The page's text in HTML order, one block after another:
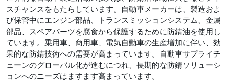
スチャンスをもたらしています。自動車メーカーは、製造およ
び保管中にエンジン部品、トランスミッションシステム、金属
部品、スペアパーツを腐食から保護するために防錆油を使用し
ています。乗用車、商用車、電気自動車の生産増加に伴い、効
果的な防錆​​技術への需要が高まっています。自動車サプライチ
ェーンのグローバル化が進むにつれ、長期的な防錆ソリューシ
ョンへのニーズはますます高まっています。